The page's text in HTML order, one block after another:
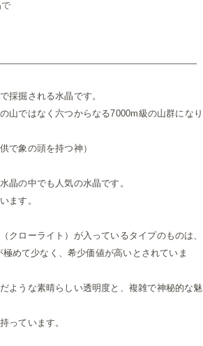
採掘される水晶です。
山ではなく六つからなる7000m級の山群になり
で象の頭を持つ神）
晶の中でも人気の水晶です。
ます。
ローライト）が入っているタイプのものは、
めて少なく、希少価値が高いとされていま
ような素晴らしい透明度と、複雑で神秘的な魅
っています。